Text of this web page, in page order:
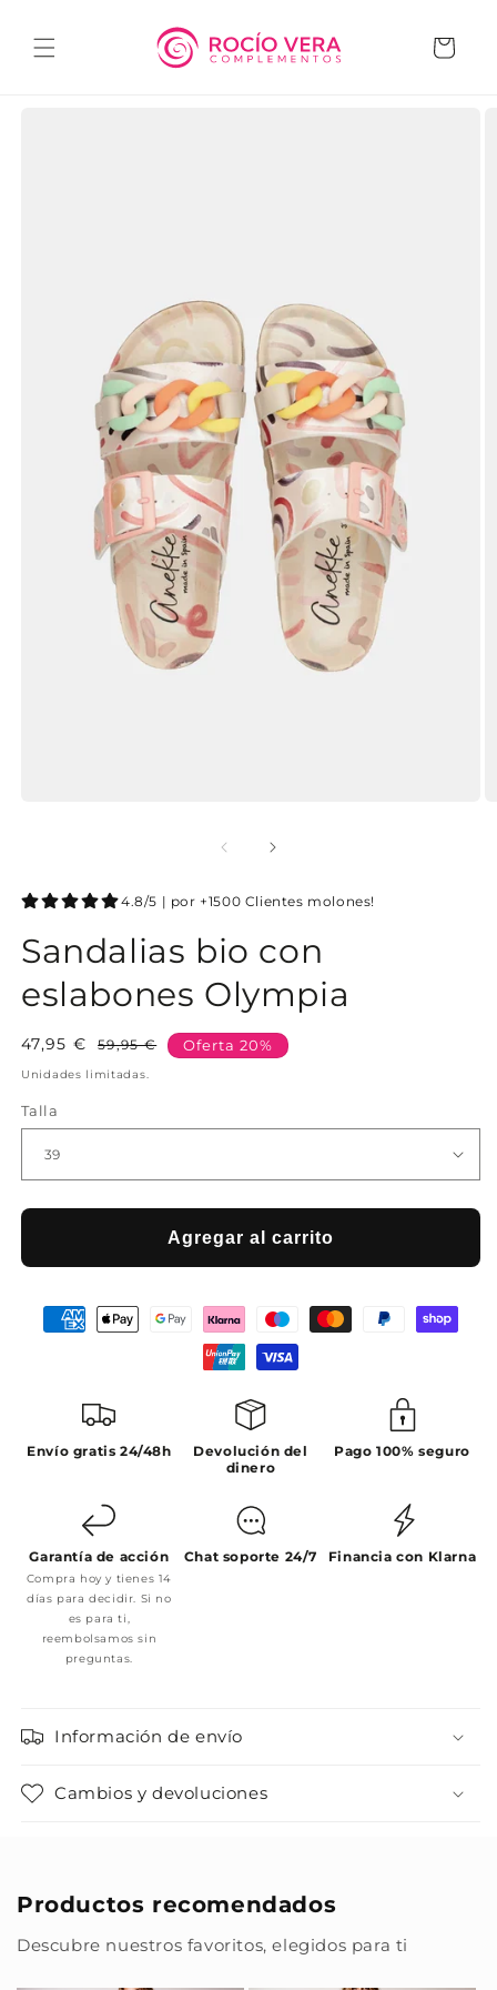
al contenido
Carrito
4.8/5 | por +1500 Clientes molones!
Sandalias bio con
eslabones Olympia
Precio
59,95 €
Precio
47,95 € Oferta 20%
Unidades limitadas.
Talla
Agregar al carrito
Envío gratis 24/48h
Devolución del
dinero
Pago 100% seguro
Garantía de acción
Compra hoy y tienes 14
días para decidir. Si no
es para ti,
reembolsamos sin
preguntas.
Chat soporte 24/7 Financia con Klarna
Información de envío
Cambios y devoluciones
Productos recomendados
Descubre nuestros favoritos, elegidos para ti